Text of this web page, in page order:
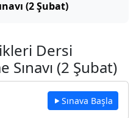
(2 Şubat)
Dersi
(2 Şubat)
Sınava Başla